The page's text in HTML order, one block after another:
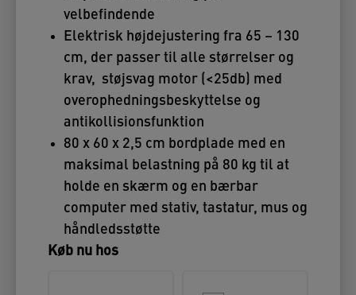
velbefindende
Elektrisk højdejustering fra 65 – 130
cm, der passer til alle størrelser og
krav, støjsvag motor (<25db) med
overophedningsbeskyttelse og
antikollisionsfunktion
80 x 60 x 2,5 cm bordplade med en
maksimal belastning på 80 kg til at
holde en skærm og en bærbar
computer med stativ, tastatur, mus og
håndledsstøtte
Køb nu hos